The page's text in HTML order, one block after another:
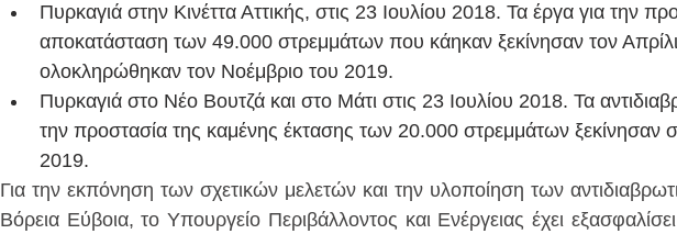
Πυρκαγιά στην Κινέττα Αττικής, στις 23 Ιουλίου 2018. Τα έργα για την
αποκατάσταση των 49.000 στρεμμάτων που κάηκαν ξεκίνησαν τον
ολοκληρώθηκαν τον Νοέμβριο του 2019.
Πυρκαγιά στο Νέο Βουτζά και στο Μάτι στις 23 Ιουλίου 2018. Τα
την προστασία της καμένης έκτασης των 20.000 στρεμμάτων ξεκίνησαν
2019.
Για την εκπόνηση των σχετικών μελετών και την υλοποίηση των
Βόρεια Εύβοια, το Υπουργείο Περιβάλλοντος και Ενέργειας έχει